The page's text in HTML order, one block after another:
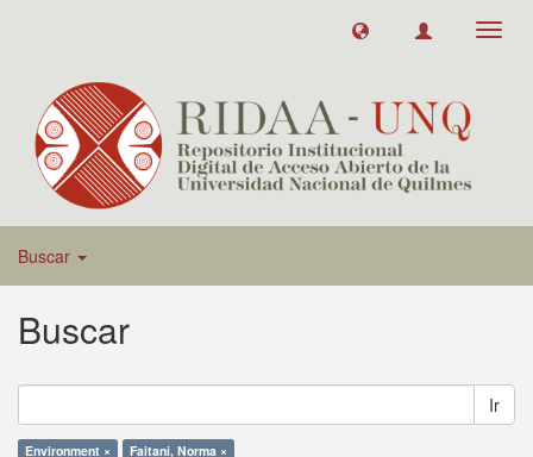
Buscar
Buscar
Ir
Environment × Faitani, Norma ×